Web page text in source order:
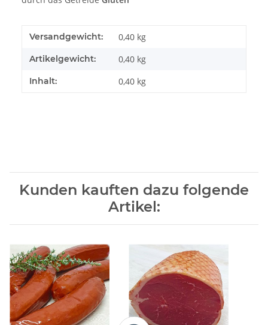
Versandgewicht: 0,40 kg
Artikelgewicht: 0,40 kg
Inhalt: 0,40 kg
Kunden kauften dazu folgende
Artikel: